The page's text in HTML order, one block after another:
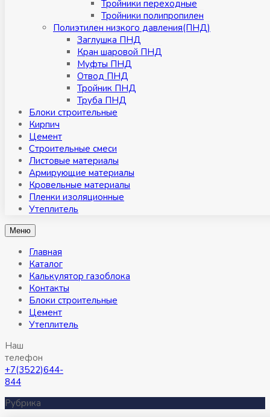
Тройники переходные
Тройники полипропилен
Полиэтилен низкого давления(ПНД)
Заглушка ПНД
Кран шаровой ПНД
Муфты ПНД
Отвод ПНД
Тройник ПНД
Труба ПНД
Блоки строительные
Кирпич
Цемент
Строительные смеси
Листовые материалы
Армирующие материалы
Кровельные материалы
Пленки изоляционные
Утеплитель
Меню
Главная
Каталог
Калькулятор газоблока
Контакты
Блоки строительные
Цемент
Утеплитель
Наш
телефон
+7(3522)644-
844
Рубрика